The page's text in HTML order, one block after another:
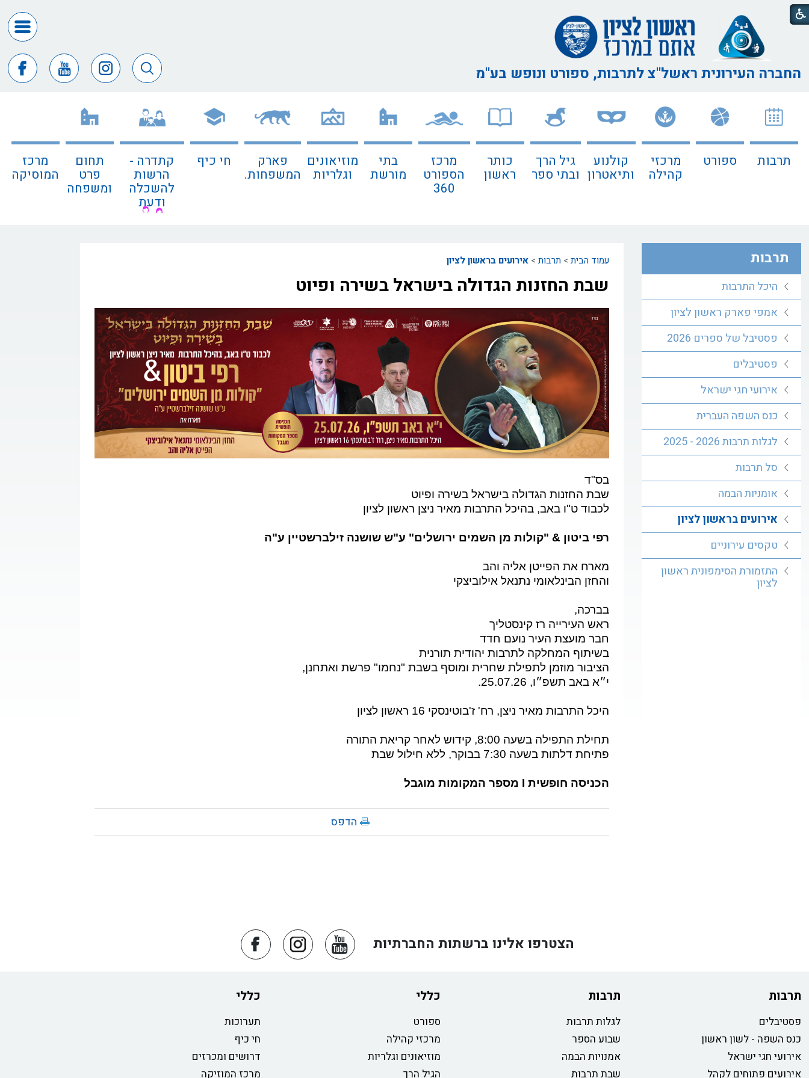
החברה העירונית ראשל"צלתרבות, ספורט ונופש בע"מ
חופש
המידע
העיר
דבר
המנכ"ל
תרבות ספורט מרכזי
קהילה
קולנוע
ותיאטרון
גיל הרך
ובתי ספר
כותר
ראשון
מרכז
הספורט
360
בתי
מורשת
מוזיאונים
וגלריות
פארק
המשפחות.
חי כיף קתדרה -
הרשות
להשכלה
ודעת
תחום
פרט
ומשפחה
מרכז
המוסיקה
עמוד הבית >תרבות >אירועים בראשון לציון
שבת החזנות הגדולה בישראל בשירה ופיוט
בס"ד
שבת החזנות הגדולה בישראל בשירה ופיוט
לכבוד ט"ו באב, בהיכל התרבות מאיר ניצן ראשון לציון
רפי ביטון & "קולות מן השמים ירושלים" ע"ש שושנה זילברשטיין ע"ה
מארח את הפייטן אליה והב
והחזן הבינלאומי נתנאל אילוביצקי
בברכה,
ראש העירייה רז קינסטליך
חבר מועצת העיר נועם חדד
בשיתוף המחלקה לתרבות יהודית תורנית
הציבור מוזמן לתפילת שחרית ומוסף בשבת "נחמו" פרשת ואתחנן,
י״א באב תשפ״ו, 25.07.26.
היכל התרבות מאיר ניצן, רח' ז'בוטינסקי 16 ראשון לציון
תחילת התפילה בשעה 8:00, קידוש לאחר קריאת התורה
פתיחת דלתות בשעה 7:30 בבוקר, ללא חילול שבת
הכניסה חופשית I מספר המקומות מוגבל
הדפס
תרבות
היכל התרבות
אמפי פארק ראשון לציון
פסטיבל של ספרים 2026
פסטיבלים
אירועי חגי ישראל
כנס השפה העברית
לגלות תרבות 2026 - 2025
סל תרבות
אומניות הבמה
אירועים בראשון לציון
טקסים עירוניים
התזמורת הסימפונית ראשון
לציון
הצטרפו אלינו ברשתות החברתיות
תרבות
פסטיבלים
כנס השפה - לשון ראשון
אירועי חגי ישראל
אירועים פתוחים לקהל
תרבות
לגלות תרבות
שבוע הספר
אמנויות הבמה
שבת תרבות
כללי
ספורט
מרכזי קהילה
מוזיאונים וגלריות
הגיל הרך
כללי
תערוכות
חי כיף
דרושים ומכרזים
מרכז המוזיקה